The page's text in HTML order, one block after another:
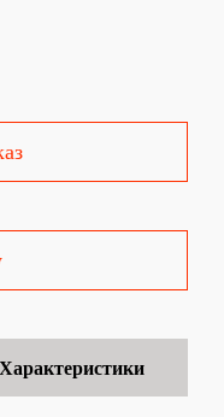
Характеристики